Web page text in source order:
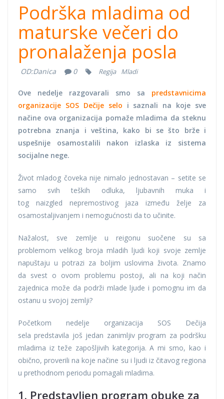
Podrška mladima od
maturske večeri do
pronalaženja posla
OD:Danica 0 Regija Mladi
Ove nedelje razgovarali smo sa predstavnicima
organizacije SOS Dečije selo i saznali na koje sve
načine ova organizacija pomaže mladima da steknu
potrebna znanja i veština, kako bi se što brže i
uspešnije osamostalili nakon izlaska iz sistema
socijalne nege.
Život mladog čoveka nije nimalo jednostavan – setite se
samo svih teških odluka, ljubavnih muka i
tog naizgled nepremostivog jaza između želje za
osamostaljivanjem i nemogućnosti da to učinite.
Nažalost, sve zemlje u reigonu suočene su sa
problemom velikog broja mladih ljudi koji svoje zemlje
napuštaju u potrazi za boljim uslovima života. Znamo
da svest o ovom problemu postoji, ali na koji način
zajednica može da podrži mlade ljude i pomognu im da
ostanu u svojoj zemlji?
Početkom nedelje organizacija SOS Dečija
sela predstavila još jedan zanimljiv program za podršku
mladima iz teže zapošljivih kategorija. A mi smo, kao i
obično, proverili na koje načine su i ljudi iz čitavog regiona
u prethodnom periodu pomagali mladima.
1. Predstavljen program obuke za